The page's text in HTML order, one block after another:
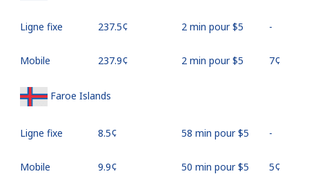
Ligne fixe ⁦237.5¢⁩ 2 min pour ⁦$5⁩ -
Mobile ⁦237.9¢⁩ 2 min pour ⁦$5⁩ ⁦7¢⁩
Faroe Islands
Ligne fixe ⁦8.5¢⁩ 58 min pour ⁦$5⁩ -
Mobile ⁦9.9¢⁩ 50 min pour ⁦$5⁩ ⁦5¢⁩